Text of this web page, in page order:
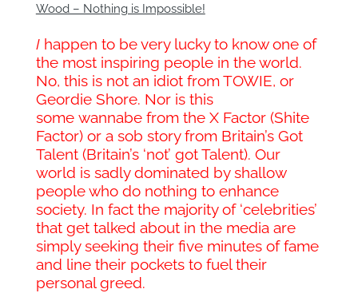
Wood – Nothing is Impossible!
I happen to be very lucky to know one of
the most inspiring people in the world.
No, this is not an idiot from TOWIE, or
Geordie Shore. Nor is this
some wannabe from the X Factor (Shite
Factor) or a sob story from Britain’s Got
Talent (Britain’s ‘not’ got Talent). Our
world is sadly dominated by shallow
people who do nothing to enhance
society. In fact the majority of ‘celebrities’
that get talked about in the media are
simply seeking their five minutes of fame
and line their pockets to fuel their
personal greed.